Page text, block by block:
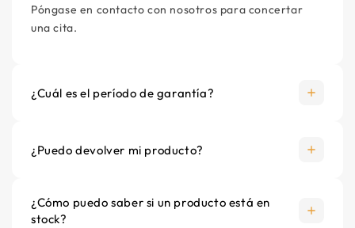
Póngase en contacto con nosotros para concertar
una cita.
¿Cuál es el período de garantía?
¿Puedo devolver mi producto?
¿Cómo puedo saber si un producto está en
stock?